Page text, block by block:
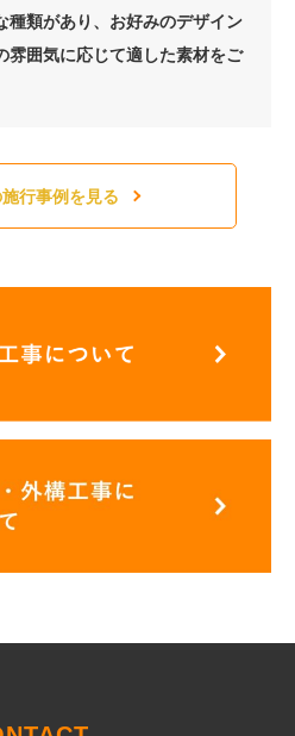
種類があり、お好みのデザイン
雰囲気に応じて適した素材をご
行事例を見る